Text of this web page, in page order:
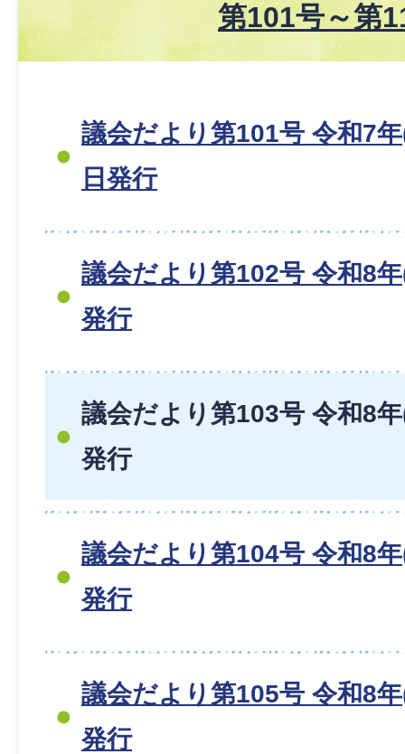
第101号～第
議会だより第101号 令和7
日発行
議会だより第102号 令和8
発行
議会だより第103号 令和8
発行
議会だより第104号 令和8
発行
議会だより第105号 令和8
発行